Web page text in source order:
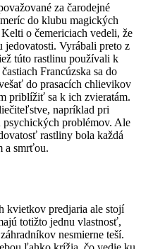
za čarodejné
do klubu magických
o čemericiach vedeli, že
jedovatosti. Vyrábali preto z
túto rastlinu používali k
Francúzska sa do
do prasacích chlievikov
priblížiť sa k ich zvieratám.
napríklad pri
psychických problémov. Ale
rastliny bola každá
a smrťou.
kvietkov predjaria ale stojí
totižto jednu vlastnosť,
nesmierne teší.